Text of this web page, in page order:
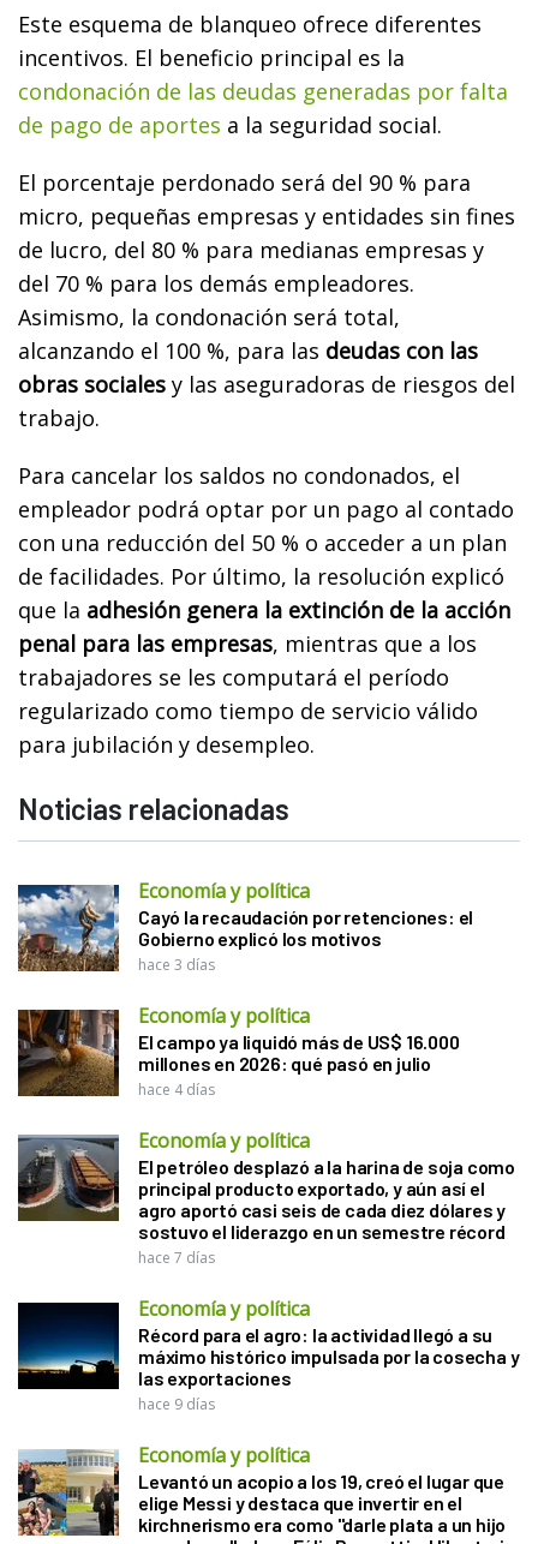
Este esquema de blanqueo ofrece diferentes
incentivos. El beneficio principal es la
condonación de las deudas generadas por falta
de pago de aportes a la seguridad social.
El porcentaje perdonado será del 90 % para
micro, pequeñas empresas y entidades sin fines
de lucro, del 80 % para medianas empresas y
del 70 % para los demás empleadores.
Asimismo, la condonación será total,
alcanzando el 100 %, para las deudas con las
obras sociales y las aseguradoras de riesgos del
trabajo.
Para cancelar los saldos no condonados, el
empleador podrá optar por un pago al contado
con una reducción del 50 % o acceder a un plan
de facilidades. Por último, la resolución explicó
que la adhesión genera la extinción de la acción
penal para las empresas, mientras que a los
trabajadores se les computará el período
regularizado como tiempo de servicio válido
para jubilación y desempleo.
Noticias relacionadas
Economía y política
Cayó la recaudación por retenciones: el
Gobierno explicó los motivos
hace 3 días
Economía y política
El campo ya liquidó más de US$ 16.000
millones en 2026: qué pasó en julio
hace 4 días
Economía y política
El petróleo desplazó a la harina de soja como
principal producto exportado, y aún así el
agro aportó casi seis de cada diez dólares y
sostuvo el liderazgo en un semestre récord
hace 7 días
Economía y política
Récord para el agro: la actividad llegó a su
máximo histórico impulsada por la cosecha y
las exportaciones
hace 9 días
Economía y política
Levantó un acopio a los 19, creó el lugar que
elige Messi y destaca que invertir en el
kirchnerismo era como "darle plata a un hijo